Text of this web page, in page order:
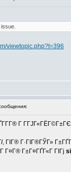
viewtopic.php?t=396
Г
, ГІГ® Г·ГІГ®ГЎГ»
Г¤Г® Г±Г¤ГҐГ«Г ГІГј